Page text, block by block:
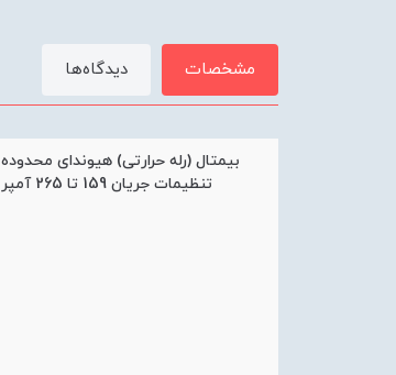
مشخصات دیدگاه‌ها
بیمتال (رله حرارتی) هیوندای محدوده
تنظیمات جریان 159 تا 265 آمپر